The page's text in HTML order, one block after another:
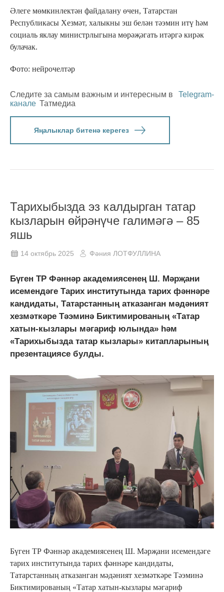
Әлеге мөмкинлектән файдалану өчен, Татарстан
Республикасы Хезмәт, халыкны эш белән тәэмин итү һәм
социаль яклау министрлыгына мөрәҗәгать итәргә кирәк
булачак.
Фото: нейрочелтәр
Следите за самым важным и интересным в
Telegram-
канале Татмедиа
Яңалыклар битенә керегез
Тарихыбызда эз калдырган татар
кызларын өйрәнүче галимәгә – 85
яшь
14 октябрь 2025 Фәния ЛОТФУЛЛИНА
Бүген ТР Фәннәр академиясенең Ш. Мәрҗани
исемендәге Тарих институтында тарих фәннәре
кандидаты, Татарстанның атказанган мәдәният
хезмәткәре Тәэминә Биктимированың «Татар
хатын-кызлары мәгариф юлында» һәм
«Тарихыбызда татар кызлары» китапларының
презентациясе булды.
Бүген ТР Фәннәр академиясенең Ш. Мәрҗани исемендәге
тарих институтында тарих фәннәре кандидаты,
Татарстанның атказанган мәдәният хезмәткәре Тәэминә
Биктимированың «Татар хатын-кызлары мәгариф